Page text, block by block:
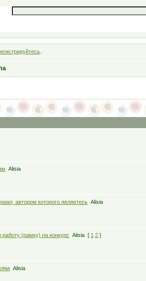
.
Alisia
автором которого являетесь Alisia
(рамку) на конкурс Alisia [ 1 2 ]
Alisia